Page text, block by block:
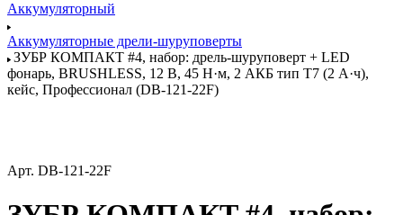
Аккумуляторный
Аккумуляторные дрели-шуруповерты
ЗУБР КОМПАКТ #4, набор: дрель-шуруповерт + LED
фонарь, BRUSHLESS, 12 В, 45 Н·м, 2 АКБ тип Т7 (2 А·ч),
кейс, Профессионал (DB-121-22F)
Арт. DB-121-22F